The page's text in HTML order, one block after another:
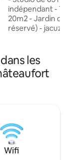
indépendant -
20m2 - Jardin de
réservé) - jacuzzi
un chemin piéton
dans le joli village
protégé. -
les
Wifi